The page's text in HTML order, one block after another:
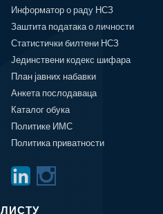
Информатор о раду НСЗ
Заштита података о личности
Статистички билтени НСЗ
Јединствени кодекс шифара
План јавних набавки
Анкета послодаваца
Каталог обука
Политике ИМС
Политика приватности